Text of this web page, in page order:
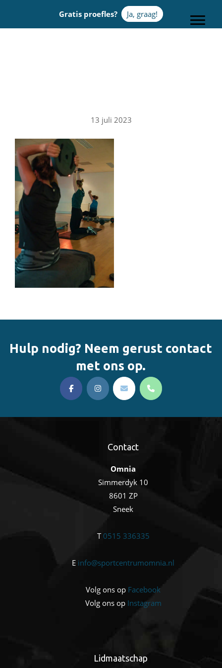
Gratis proefles? Ja, graag!
13 juli 2023
Hulp nodig? Neem gerust contact
met ons op.
Contact
Omnia
Simmerdyk 10
8601 ZP
Sneek
T0515 336335
E info@sportcentrumomnia.nl
Volg ons op Facebook
Volg ons op Instagram
Lidmaatschap